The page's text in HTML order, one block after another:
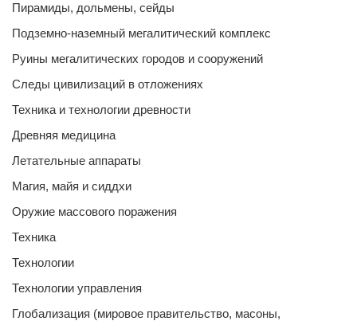
Пирамиды, дольмены, сейды
Подземно-наземный мегалитический комплекс
Руины мегалитических городов и сооружений
Следы цивилизаций в отложениях
Техника и технологии древности
Древняя медицина
Летательные аппараты
Магия, майя и сиддхи
Оружие массового поражения
Техника
Технологии
Технологии управления
Глобализация (мировое правительство, масоны,